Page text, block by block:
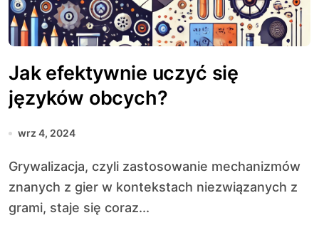
Jak efektywnie uczyć się
języków obcych?
wrz 4, 2024
Grywalizacja, czyli zastosowanie mechanizmów
znanych z gier w kontekstach niezwiązanych z
grami, staje się coraz...